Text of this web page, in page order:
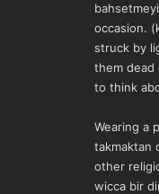
occasion.
struck by
them dead
to think
Wearing a
takmaktan
other
wicca bir